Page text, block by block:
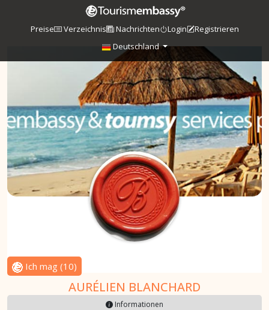
Preise Verzeichnis Nachrichten Login
Registrieren
Deutschland
Ich mag (10)
AURÉLIEN BLANCHARD
Informationen